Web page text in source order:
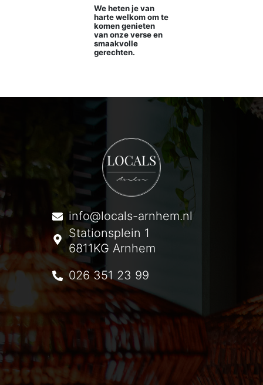
We heten je van
harte welkom om te
komen genieten
van onze verse en
smaakvolle
gerechten.
info@locals-arnhem.nl
Stationsplein 1
6811KG Arnhem
026 351 23 99